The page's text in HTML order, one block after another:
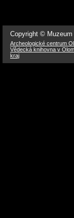
Copyright ©
Archeologické centrum
Vědecká knihovna v
kraj